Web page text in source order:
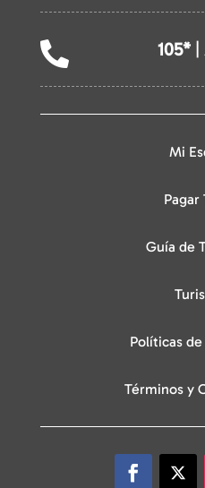
 105*
Mi
Pagar
Guía de
Políticas
Términos y